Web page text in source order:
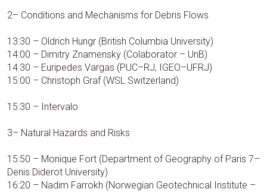
2– Conditions and Mechanisms for Debris Flows
13:30 – Oldrich Hungr (British Columbia University)
14:00 – Dimitry Znamensky (Colaborator – UnB)
14:30 – Euripedes Vargas (PUC–RJ, IGEO–UFRJ)
15:00 – Christoph Graf (WSL Switzerland)
15:30 – Intervalo
3– Natural Hazards and Risks
15:50 – Monique Fort (Department of Geography of Paris 7–
Denis Diderot University)
16:20 – Nadim Farrokh (Norwegian Geotechnical Institute –